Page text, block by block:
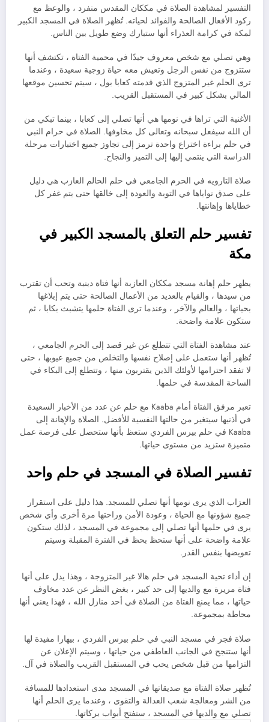
التفسير لمشاهدة الصلاة في مككان المقدس منفرد ، والوعظ مع
ركود الأفعال الصالحة والفوائد لحياته. تُظهر الصلاة في المسجد الكبير
لمكة في كرامة العذراء أنها ستبارك وضع طويل بين الناس.
وهي تصلي مع شخص معروف جيدًا في محمية الفتاة ، تكتشف أنها
ستتزوج من نفس الرجل وتعيش معه حياة زوجية سعيدة ، وعندما
ترى الحلم غير المتزوج الذي قدمته كعابا بول ، سيتم تحسين موقعها
المالي بشكل كبير في المستقبل القريب.
الأغنية التي تراها في نومها هي أنها تصلي إلى كعابا ، بينما تبكي من
أن الله سيفعل سبحانه وتعالى كل مخاوفها. الصلاة في حرام النبي
في حلم براءة اختراع واحدة ترمز إلى تجاوز جميع اختبارات مرحلة
الدراسة التي ينتمي إليها إلى التميز والنجاح.
صلاة التارويه في الحرم الجامعي في حلم الحالم العازب هي دليل
على صدق نواياها في التوبة والعودة إلى خالقها حتى يتم غفر كل
خطاياها وإهانتها.
تفسير حلم التعلق بالمسجد الكبير في
مكة
يظهر حلم إهانة مسجد مككان العازبة أنها فتاة دينية وتحب أن تقترب
من سيدها ، والقيام بالعديد من الأعمال الصالحة حتى يتم إبلاغها
بحياتها ، والعالم والآخر ، وعندما ترى الفتاة حلمها يتشبث بكابا ، ثم
ستكون علامة واضحة.
عند مشاهدة الفتاة التي تتطلع عن غير قصد إلى الحرم الجامعي ،
تُظهر أنها ستعمل على إصلاح نفسها والتخلص من جميع عيوبها ، حتى
لا تفقد احترامها لأولئك الذين يقتربون منها ، وتتطلع إلى البكاء في
الساحة المقدسة في حلمها.
تعبر مرفق الفتاة أمام Kaaba مع حلم عن عدد من الأخبار السعيدة
في أذنيها سيتغير من حالتها النفسية للأفضل. الصلاة والإهانة إلى
Kaaba في حلم بيرس الفردي ستعظ بأنها ستحصل على فرصة عمل
متميزة ستزيد من مستوى حياتها.
تفسير الصلاة في المسجد في حلم واحد
العزاب الذي يرى نومها أنها تصلي للمسجد. هذا دليل على استقرار
جميع شؤونها مع الحياة ، وعودة الأمن وراحتها مرة أخرى وأي شخص
يرى في حلمها أنها تصلي إلى مجموعة في المسجد ، لذلك ستكون
علامة واضحة على أنها ستحظ بحظ في الفترة المقبلة وسيتم
تعويضها بنفس القدر.
إن أداء تحية المسجد في حلم هالا غير المتزوجة ، وهذا يدل على أنها
فتاة مريرة مع والديها إلى حد كبير ، بغض النظر عن عدد مخاوف
حياتها ، مما يمنع الفتاة من الصلاة في أحد منازل الله ، فهذا يعني أنها
محاطة بمجموعة.
صلاة فجر في مسجد النبي في حلم بيرس الفردي ، بيهارا مفيدة لها
أنها ستنجح في الجانب العاطفي من حياتها ، وسيتم الإعلان عن
التزامها من قبل شخص يحب في المستقبل القريب والصلاة في آل.
تُظهر صلاة الفتاة مع صديقاتها في المسجد مدى استعدادها للمسافة
من الشر ومعالجة شعب العدالة والتقوى ، وعندما يرى الحلم أنها
تصلي مع والديها في المسجد ، ستفتح أبواب بركاتها.